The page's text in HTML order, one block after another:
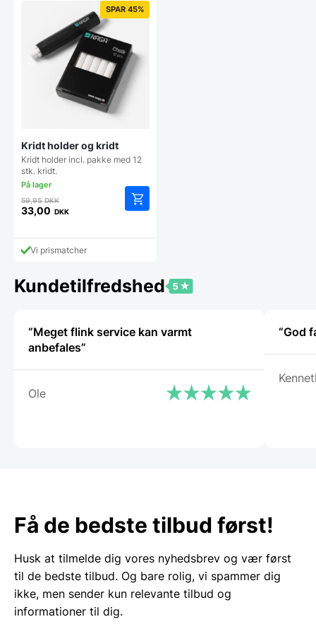
SPAR 45%
Kridt holder og kridt
Kridt holder incl. pakke med 12
stk. kridt.
59,95DKKDen
oprindelige
var:
59,95 DKK.
33,00 DKK
aktuelle
prisVi prismatcher
Kundetilfredshed
“Meget flink service kan varmt
anbefales”
Ole
“God
Få de bedste tilbud først!
Husk at tilmelde dig vores nyhedsbrev og vær først
til de bedste tilbud. Og bare rolig, vi spammer dig
ikke, men sender kun relevante tilbud og
informationer til dig.